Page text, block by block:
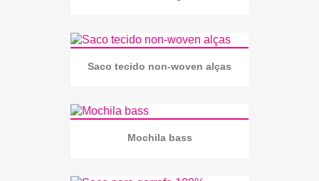
Saco tecido non-woven alças
Mochila bass